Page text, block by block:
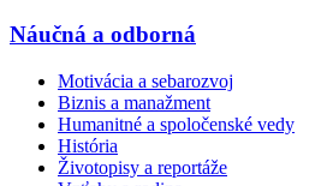
Náučná a odborná
Motivácia a sebarozvoj
Biznis a manažment
Humanitné a spoločenské vedy
História
Životopisy a reportáže